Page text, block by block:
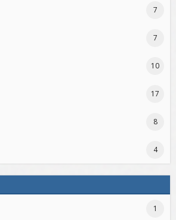
7
7
10
17
8
4
1